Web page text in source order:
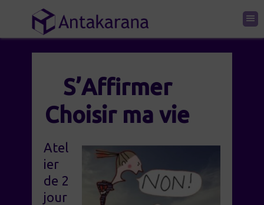
S’Affirmer
Choisir ma vie
Atel
ier
de 2
jour